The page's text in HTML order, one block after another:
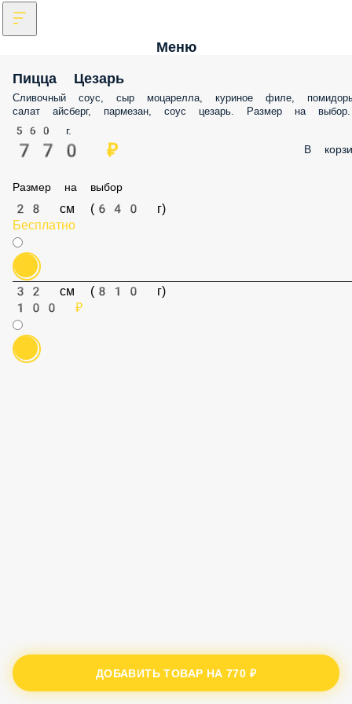
Меню
Пицца Цезарь
Сливочный соус, сыр моцарелла, куриное филе,
салат айсберг, пармезан, соус цезарь. Размер на выбор.
560 г.
770 ₽ В
Размер на выбор
28 см (640 г)
Бесплатно
32 см (810 г)
100 ₽
ДОБАВИТЬ ТОВАР НА770 ₽